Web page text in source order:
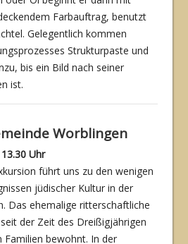
Farbauftrag, benutzt
Gelegentlich kommen
Struktur­paste und
bis ein Bild nach seiner
ist.
Worblingen
Uhr
führt uns zu den wenigen
jüdi­scher Kultur in der
Das ehemalige ritterschaftliche
der Zeit des Dreißigjährigen
Familien bewohnt. In der